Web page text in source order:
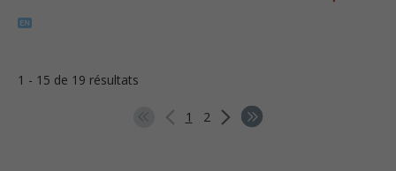
1 - 15 de 19 résultats
1 2